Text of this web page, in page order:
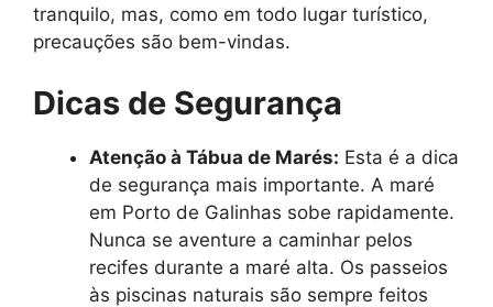
tranquilo, mas, como em todo lugar turístico,
precauções são bem-vindas.
Dicas de Segurança
Atenção à Tábua de Marés: Esta é a dica
de segurança mais importante. A maré
em Porto de Galinhas sobe rapidamente.
Nunca se aventure a caminhar pelos
recifes durante a maré alta. Os passeios
às piscinas naturais são sempre feitos